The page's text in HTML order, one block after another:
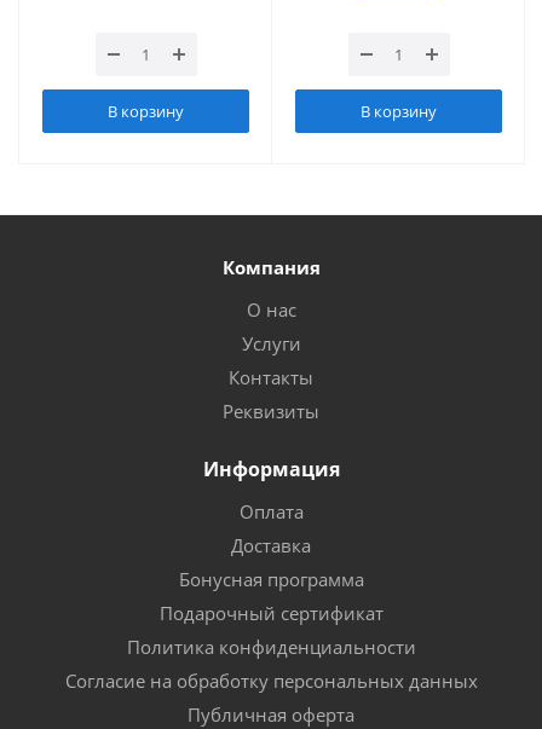
В корзину В корзину
Компания
О нас
Услуги
Контакты
Реквизиты
Информация
Оплата
Доставка
Бонусная программа
Подарочный сертификат
Политика конфиденциальности
Согласие на обработку персональных данных
Публичная оферта